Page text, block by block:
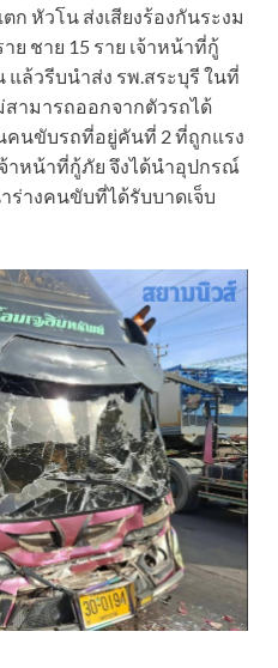
ก หัวโน ส่งเสียงร้องกันระงม
ย ชาย 15 ราย เจ้าหน้าที่กู้
แล้วรีบนำส่ง รพ.สระบุรี ในที่
สามารถออกจากตัวรถได้
คนขับรถที่อยู่คันที่ 2 ที่ถูกแรง
าหน้าที่กู้ภัย จึงได้นำอุปกรณ์
ร่างคนขับที่ได้รับบาดเจ็บ